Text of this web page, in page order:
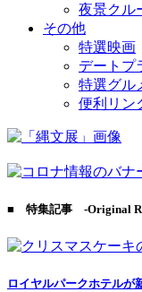
夜景クル
その他
特選映画
デートプ
特選グル
便利リン
■ 特集記事 -Original
ロイヤルパークホテルが